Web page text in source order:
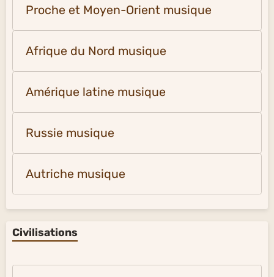
Proche et Moyen-Orient musique
Afrique du Nord musique
Amérique latine musique
Russie musique
Autriche musique
Civilisations